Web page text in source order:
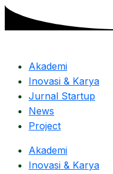
Skip
Akademi
Inovasi & Karya
Jurnal Startup
News
Project
Akademi
Inovasi & Karya